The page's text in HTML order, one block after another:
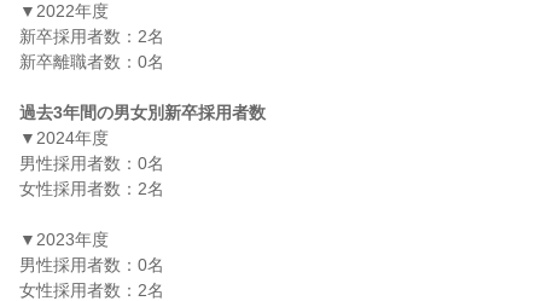
▼2022年度
新卒採用者数：2名
新卒離職者数：0名
過去3年間の男女別新卒採用者数
▼2024年度
男性採用者数：0名
女性採用者数：2名
▼2023年度
男性採用者数：0名
女性採用者数：2名